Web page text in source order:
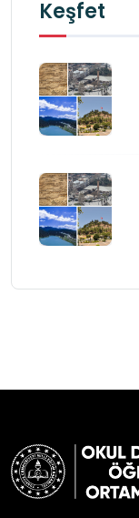
Keşfet